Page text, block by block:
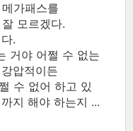
가패스를
모르겠다.
.
거야 어쩔 수 없는
압적이든
수 없어 하고 있
지 해야 하는지 ...